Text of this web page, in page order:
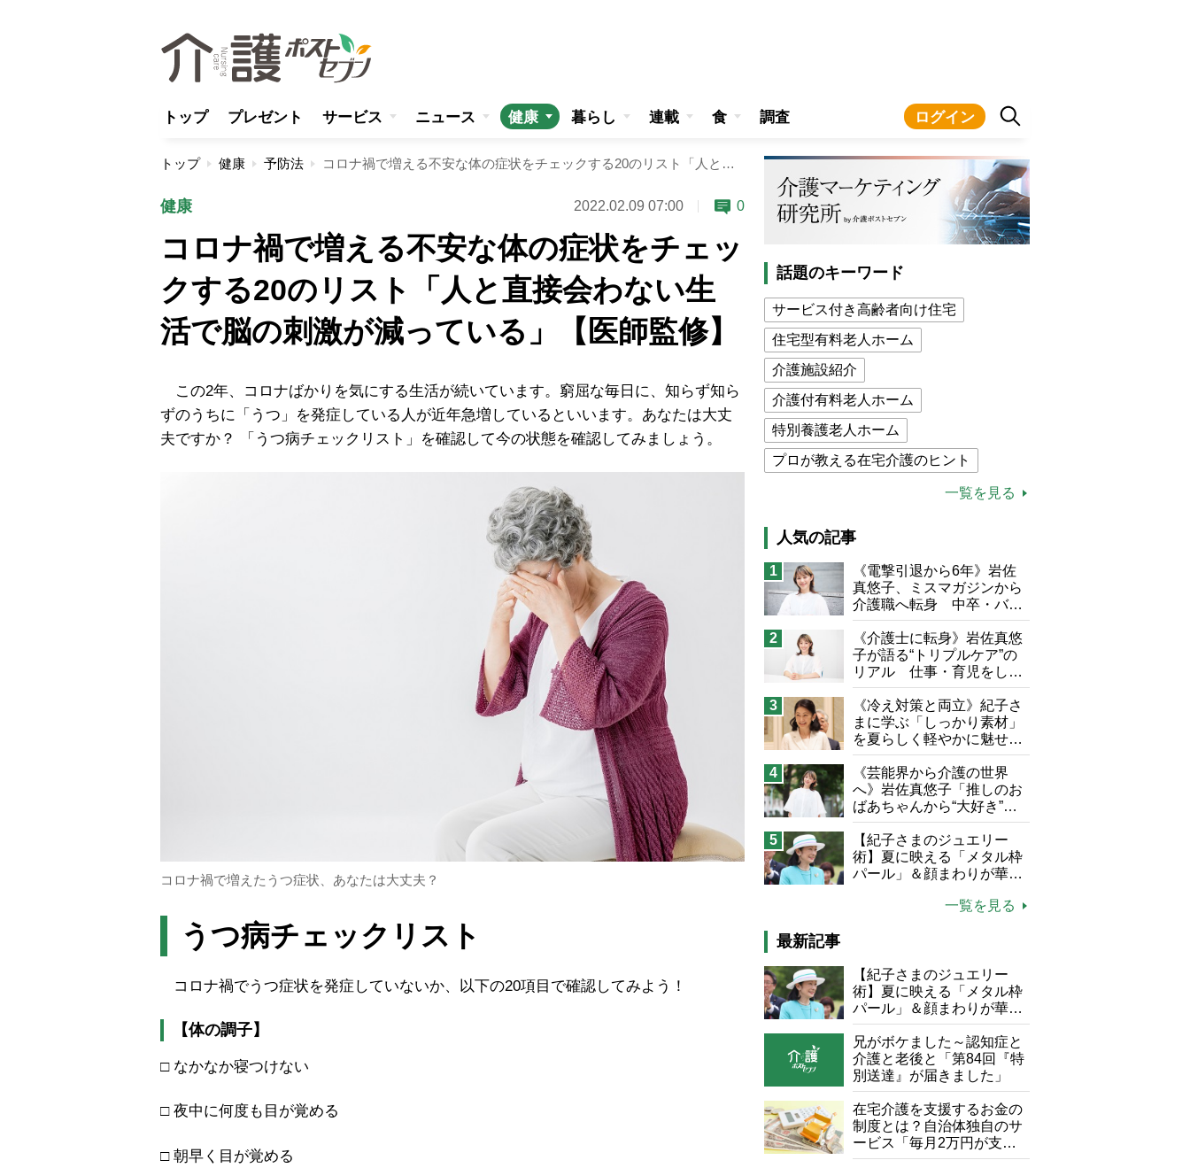
トップ プレゼント サービス ニュース 健康 暮らし 連載 食 調査 ログイン
トップ 健康 予防法 コロナ禍で増える不安な体の症状をチェックする20のリスト「人と直接会わない生活で脳の刺激が減っている」【医師監修】
健康 2022.02.09 07:00 0
コロナ禍で増える不安な体の症状をチェッ
クする20のリスト「人と直接会わない生
活で脳の刺激が減っている」【医師監修】
この2年、コロナばかりを気にする生活が続いています。窮屈な毎日に、知らず知ら
ずのうちに「うつ」を発症している人が近年急増しているといいます。あなたは大丈
夫ですか？ 「うつ病チェックリスト」を確認して今の状態を確認してみましょう。
コロナ禍で増えたうつ症状、あなたは大丈夫？
うつ病チェックリスト
コロナ禍でうつ症状を発症していないか、以下の20項目で確認してみよう！
【体の調子】
□ なかなか寝つけない
□ 夜中に何度も目が覚める
□ 朝早く目が覚める
話題のキーワード
サービス付き高齢者向け住宅
住宅型有料老人ホーム
介護施設紹介
介護付有料老人ホーム
特別養護老人ホーム
プロが教える在宅介護のヒント
介護食
猫が母になつきません
息子の遠距離介護サバイバル術
兄がボケました
便利なサービス
予防法
一覧を見る
人気の記事
1
《電撃引退から6年》岩佐
真悠子、ミスマガジンから
介護職へ転身 中卒・バイ
ト経験ゼロの彼女が見つけ
た“居場所”「社会の役に立
ちながら自分らしくいられ
る」
2
《介護士に転身》岩佐真悠
子が語る“トリプルケア”の
リアル 仕事・育児をしな
がら96歳の義祖母と同居し
て介護 プロだから言える
「家での介護は“雑”でも気
にしない」
3
《冷え対策と両立》紀子さ
まに学ぶ「しっかり素材」
を夏らしく軽やかに魅せる
3つの着こなし法則
4
《芸能界から介護の世界
へ》岩佐真悠子「推しのお
ばあちゃんから“大好き”を
もらえる」理不尽さも吹き
飛ぶ“やりがい”、介護の現
場は「愛おしい」
5
【紀子さまのジュエリー
術】夏に映える「メタル枠
パール」＆顔まわりが華や
一覧を見る
最新記事
【紀子さまのジュエリー
術】夏に映える「メタル枠
パール」＆顔まわりが華や
ぐ「揺れる一粒」の使い分
け方
兄がボケました～認知症と
介護と老後と「第84回『特
別送達』が届きました」
在宅介護を支援するお金の
制度とは？自治体独自のサ
ービス「毎月2万円が支給
される」ケースも【FP解